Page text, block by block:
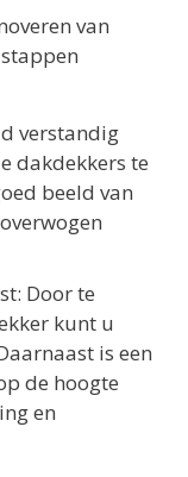
van
verstandig
dakdekkers te
beeld van
Door te
kunt u
is een
de hoogte
en